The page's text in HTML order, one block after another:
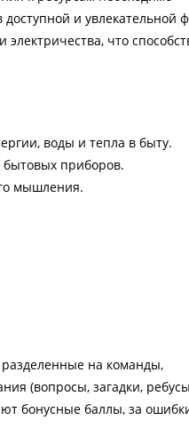
доступной и увлекательной
что
воды и тепла в быту.
бытовых приборов.
мышления.
на команды,
(вопросы, загадки,
бонусные баллы, за